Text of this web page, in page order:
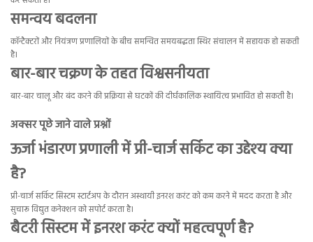
समन्वय बदलना
कॉन्टैक्टरों और नियंत्रण प्रणालियों के बीच समन्वित समयबद्धता स्थिर संचालन में सहायक हो सकती
है।
बार-बार चक्रण के तहत विश्वसनीयता
बार-बार चालू और बंद करने की प्रक्रिया से घटकों की दीर्घकालिक स्थायित्व प्रभावित हो सकती है।
अक्सर पूछे जाने वाले प्रश्नों
ऊर्जा भंडारण प्रणाली में प्री-चार्ज सर्किट का उद्देश्य क्या
है?
प्री-चार्ज सर्किट सिस्टम स्टार्टअप के दौरान अस्थायी इनरश करंट को कम करने में मदद करता है और
सुचारू विद्युत कनेक्शन को सपोर्ट करता है।
बैटरी सिस्टम में इनरश करंट क्यों महत्वपूर्ण है?